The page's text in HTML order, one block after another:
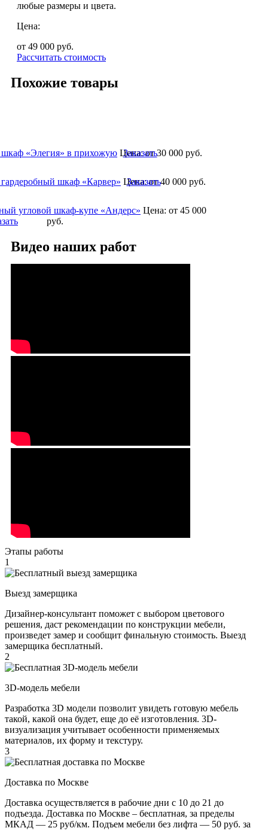
любые размеры и цвета.
Цена:
от 49 000 руб.
Рассчитать стоимость
Похожие товары
шкаф «Элегия» в прихожую Цена:от 30 000 руб.
Заказать
шкаф «Карвер» Цена:от 40 000 руб.
Заказать
угловой шкаф-купе «Андерс» Цена: от 45 000
руб.
Видео наших работ
Этапы работы
1
Выезд замерщика
Дизайнер-консультант поможет с выбором цветового
решения, даст рекомендации по конструкции мебели,
произведет замер и сообщит финальную стоимость. Выезд
замерщика бесплатный.
2
3D-модель мебели
Разработка 3D модели позволит увидеть готовую мебель
такой, какой она будет, еще до её изготовления. 3D-
визуализация учитывает особенности применяемых
материалов, их форму и текстуру.
3
Доставка по Москве
Доставка осуществляется в рабочие дни с 10 до 21 до
подъезда. Доставка по Москве – бесплатная, за пределы
МКАД — 25 руб/км. Подъем мебели без лифта — 50 руб. за